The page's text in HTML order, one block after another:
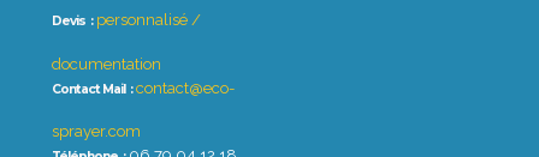
Devis : personnalisé /
documentation
Contact Mail : contact@eco-
sprayer.com